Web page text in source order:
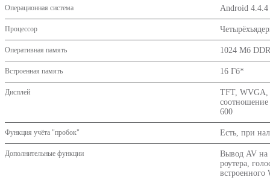
Операционная система
Android
Процессор
Оперативная память 1024 Мб
Встроенная память 16 Гб*
Дисплей
TFT, WVGA,
600
Функция учёта "пробок" Есть, при
Дополнительные функции
Вывод AV на
роутера,